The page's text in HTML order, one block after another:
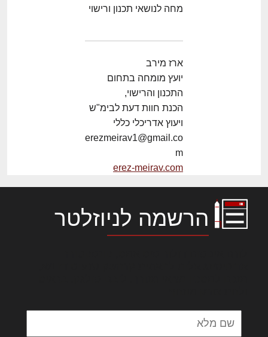
מחה לנושאי תכנון ורישוי
ארז מירב
יועץ מומחה בתחום
התכנון והרישוי,
הכנת חוות דעת לבימ"ש
ויעוץ אדריכלי כללי
erezmeirav1@gmail.co
m
erez-meirav.com
הרשמה לניוזלטר